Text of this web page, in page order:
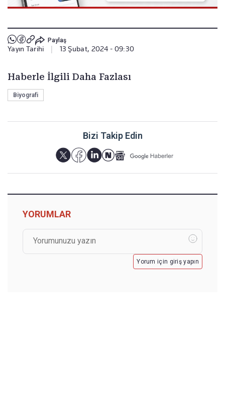
Paylaş
Yayın Tarihi 13 Şubat, 2024 - 09:30
Haberle İlgili Daha Fazlası
Biyografi
Bizi Takip Edin
YORUMLAR
Yorum için giriş yapın